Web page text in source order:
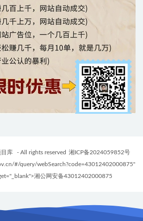
目库 - All rights reserved 湘ICP备2024059852号
#/query/webSearch?code=43012402000875"
湘公网安备43012402000875